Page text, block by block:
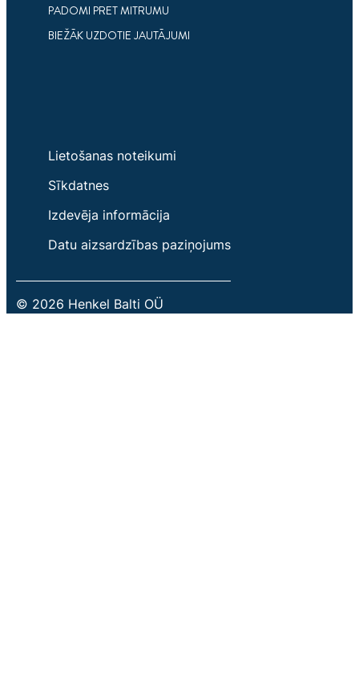
PADOMI PRET MITRUMU
BIEŽĀK UZDOTIE JAUTĀJUMI
Lietošanas noteikumi
Sīkdatnes
Izdevēja informācija
Datu aizsardzības paziņojums
© 2026 Henkel Balti OÜ